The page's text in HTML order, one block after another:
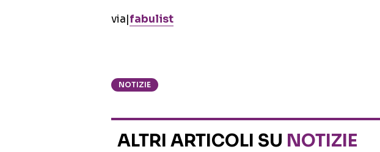
via| fabulist
NOTIZIE
ALTRI ARTICOLI SU NOTIZIE